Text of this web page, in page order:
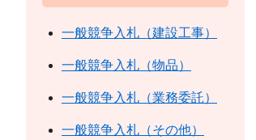
一般競争入札（建設工事）
一般競争入札（物品）
一般競争入札（業務委託）
一般競争入札（その他）